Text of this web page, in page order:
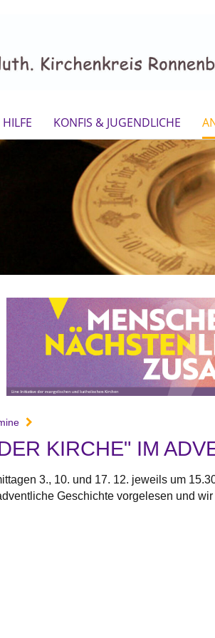
KONFIS & JUGENDLICHE
KIRCHE" IM
3., 10. und 17. 12. jeweils um
Geschichte vorgelesen und